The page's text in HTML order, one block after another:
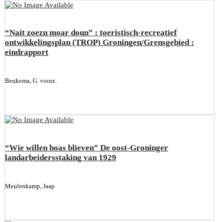
“Nait zoezn moar doun” : toeristisch-recreatief
ontwikkelingsplan (TROP) Groningen/Grensgebied :
eindrapport
Beukema, G. voorz.
“Wie willen boas blieven” De oost-Groninger
landarbeidersstaking van 1929
Meulenkamp, Jaap